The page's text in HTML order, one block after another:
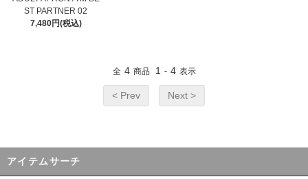
ST PARTNER 02
7,480円(税込)
全 4 商品 1 - 4 表示
< Prev Next >
アイテムサーチ